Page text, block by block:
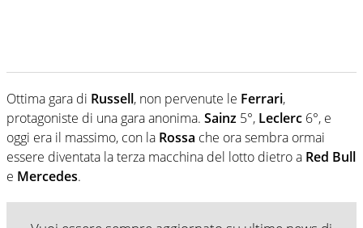
Ottima gara di Russell, non pervenute le Ferrari,
protagoniste di una gara anonima. Sainz 5°, Leclerc 6°, e
oggi era il massimo, con la Rossa che ora sembra ormai
essere diventata la terza macchina del lotto dietro a Red Bull
e Mercedes.